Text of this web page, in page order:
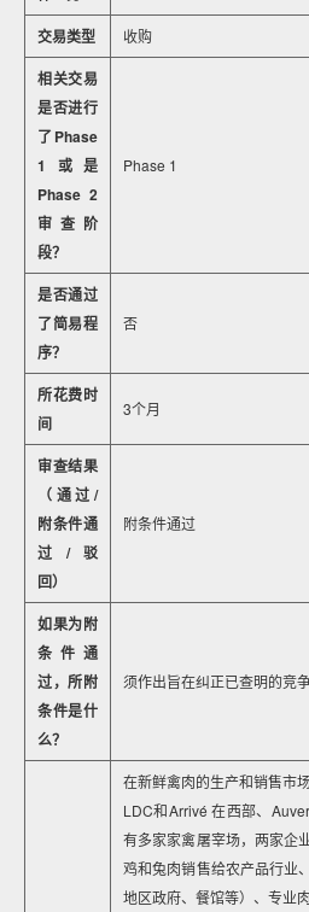
交易类型
收购
相关交易
是否进行
了Phase
1或是
Phase 2
审查阶
段？
Phase 1
是否通过
了简易程
序？
否
所花费时
间
3个月
审查结果
（通过/
附条件通
过/驳
回）
附条件通过
如果为附
条件通
过，所附
条件是什
么？
须作出旨在纠正已查明的竞
在新鲜禽肉的生产和销售市场
LDC和Arrivé 在西部、
有多家家禽屠宰场，两家企
鸡和兔肉销售给农产品行业
地区政府、餐馆等）、专业